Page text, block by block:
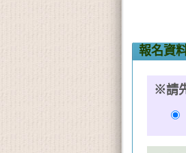
報名資
※請